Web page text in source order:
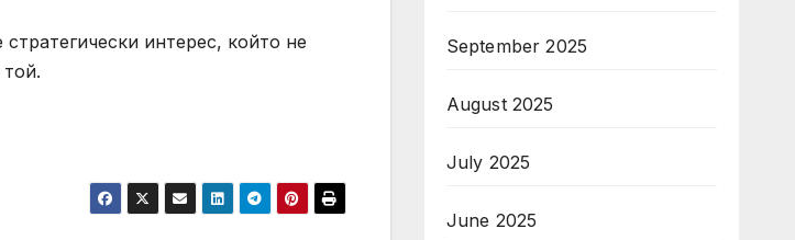
интерес, който не
September 2025
August 2025
July 2025
June 2025